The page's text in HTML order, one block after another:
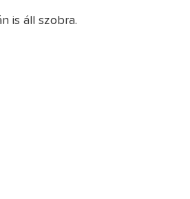
is áll szobra.